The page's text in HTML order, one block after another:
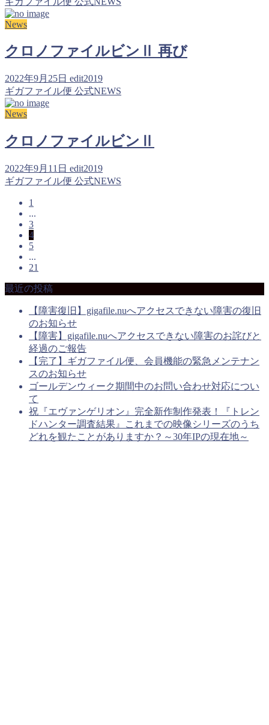
News
クロノファイルビンⅡ 再び
2022年9月25日 edit2019
ギガファイル便 公式NEWS
News
クロノファイルビンⅡ
2022年9月11日 edit2019
ギガファイル便 公式NEWS
1
...
3
4
5
...
21
最近の投稿
【障害復旧】gigafile.nuへアクセスできない障害の復旧
のお知らせ
【障害】gigafile.nuへアクセスできない障害のお詫びと
経過のご報告
【完了】ギガファイル便、会員機能の緊急メンテナン
スのお知らせ
ゴールデンウィーク期間中のお問い合わせ対応につい
て
祝『エヴァンゲリオン』完全新作制作発表！『トレン
ドハンター調査結果』これまでの映像シリーズのうち
どれを観たことがありますか？～30年IPの現在地～